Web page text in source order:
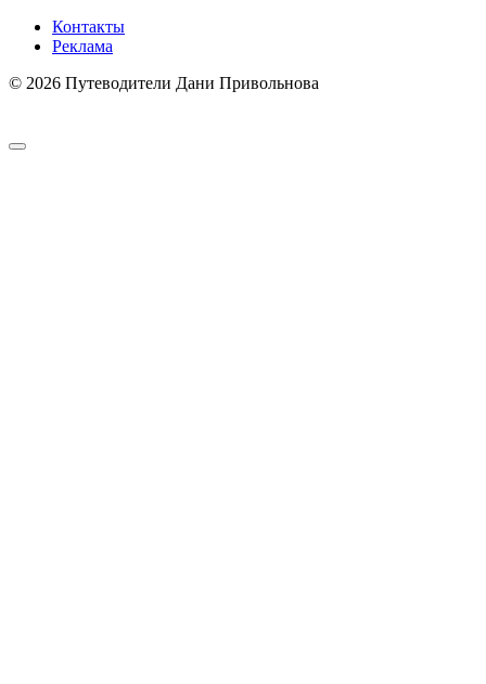
Контакты
Реклама
© 2026 Путеводители Дани Привольнова